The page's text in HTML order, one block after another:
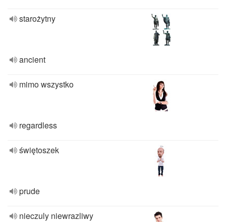
starożytny
ancient
mimo wszystko
regardless
świętoszek
prude
nieczuly niewrazliwy